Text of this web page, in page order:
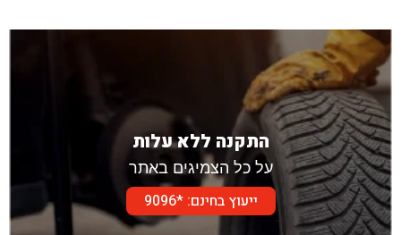
התקנה ללא עלות
על כל הצמיגים באתר
ייעוץ בחינם: *9096